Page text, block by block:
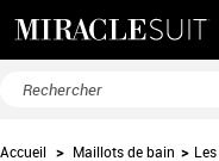
Accueil > Maillots de bain >